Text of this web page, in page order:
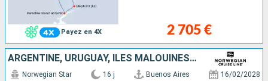
Payez en 4X 2 705 €
ARGENTINE, URUGUAY, ÎLES MALOUINES, ANTARCTIQUE, CHILI
Norwegian Star 16 j Buenos Aires 16/02/2028